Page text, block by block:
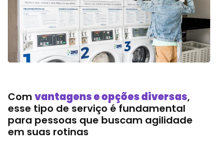
Com vantagens e opções diversas,
esse tipo de serviço é fundamental
para pessoas que buscam agilidade
em suas rotinas